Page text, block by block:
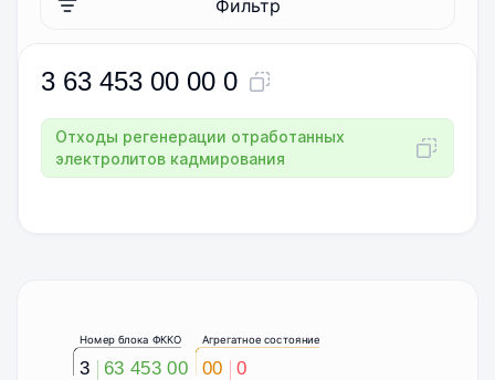
Фильтр
3 63 453 00 00 0
Отходы регенерации отработанных
электролитов кадмирования
3
Номер блока ФККО
63 453 00
Агрегатное состояние
00 0